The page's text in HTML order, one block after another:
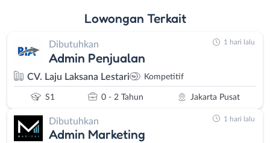
Lowongan Terkait
Dibutuhkan
Admin Penjualan
CV. Laju Laksana Lestari Kompetitif
S1 0 - 2 Tahun Jakarta Pusat
1 hari lalu
Dibutuhkan
Admin Marketing
1 hari lalu